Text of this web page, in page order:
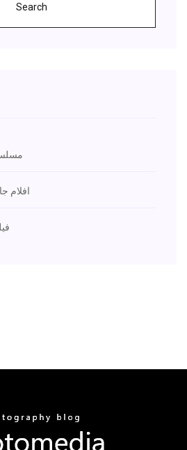
Search
افلام